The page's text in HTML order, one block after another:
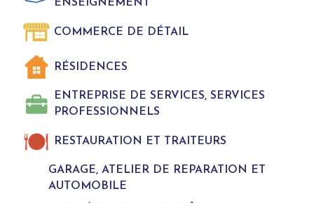
ENSEIGNEMENT
COMMERCE DE DÉTAIL
RÉSIDENCES
ENTREPRISE DE SERVICES, SERVICES
PROFESSIONNELS
RESTAURATION ET TRAITEURS
GARAGE, ATELIER DE REPARATION ET
AUTOMOBILE